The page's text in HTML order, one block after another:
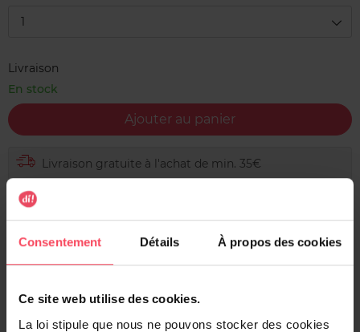
Consentement Détails À propos des cookies
Ce site web utilise des cookies.
La loi stipule que nous ne pouvons stocker des cookies
1
Livraison
En stock
Ajouter au panier
Livraison gratuite à l'achat de min. 35€
Retour gratuit dans votre magasin
Expédition sous 24h